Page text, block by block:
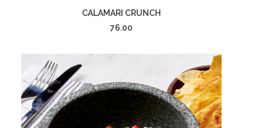
إضافة إلى السلة
CALAMARI CRUNCH
76.00